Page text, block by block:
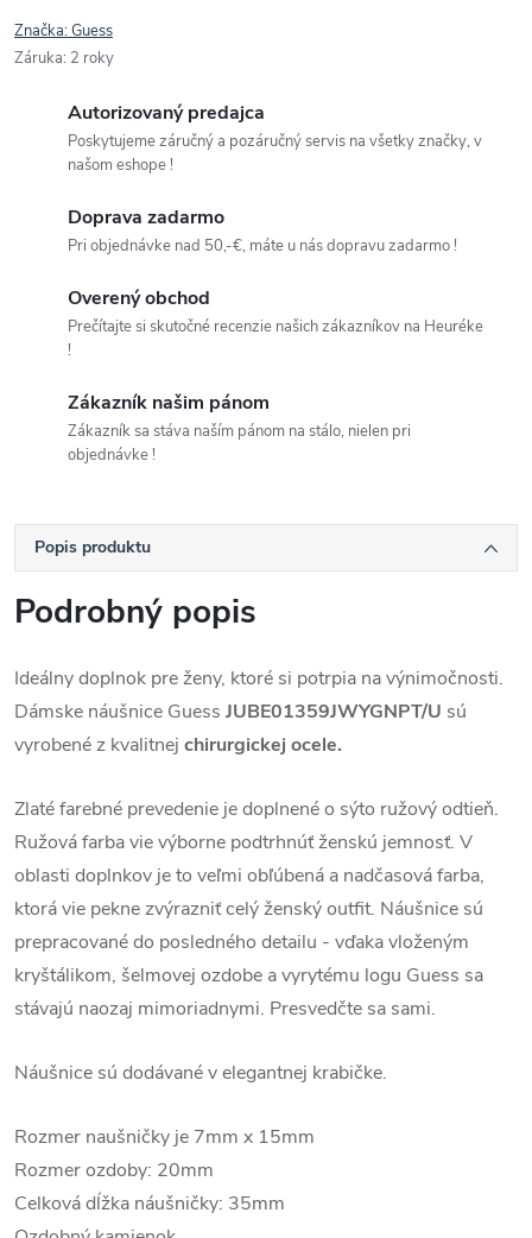
Značka:Guess
Záruka: 2 roky
Autorizovaný predajca
Poskytujeme záručný a pozáručný servis na všetky značky, v
našom eshope !
Doprava zadarmo
Pri objednávke nad 50,-€, máte u nás dopravu zadarmo !
Overený obchod
Prečítajte si skutočné recenzie našich zákazníkov na Heuréke
!
Zákazník našim pánom
Zákazník sa stáva naším pánom na stálo, nielen pri
objednávke !
Popis produktu
Podrobný popis
Ideálny doplnok pre ženy, ktoré si potrpia na výnimočnosti.
Dámske náušnice Guess JUBE01359JWYGNPT/U sú
vyrobené z kvalitnej chirurgickej ocele.
Zlaté farebné prevedenie je doplnené o sýto ružový odtieň.
Ružová farba vie výborne podtrhnúť ženskú jemnosť. V
oblasti doplnkov je to veľmi obľúbená a nadčasová farba,
ktorá vie pekne zvýrazniť celý ženský outfit. Náušnice sú
prepracované do posledného detailu - vďaka vloženým
kryštálikom, šelmovej ozdobe a vyrytému logu Guess sa
stávajú naozaj mimoriadnymi. Presvedčte sa sami.
Náušnice sú dodávané v elegantnej krabičke.
Rozmer naušničky je 7mm x 15mm
Rozmer ozdoby: 20mm
Celková dĺžka náušničky: 35mm